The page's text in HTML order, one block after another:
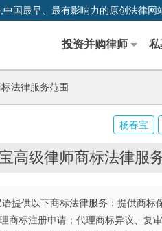
国最早、最有影响力的原创法律网
投资并购律师 私
法律服务范围
高级律师商标法律服
提供以下商标法律服务：提供商标
商标注册申请；代理商标异议、复
杨春宝